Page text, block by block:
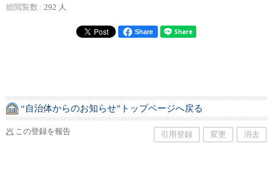
総閲覧数 : 292 人
Share
“自治体からのお知らせ”トップページへ戻る
この登録を報告 引用登録 変更 消去